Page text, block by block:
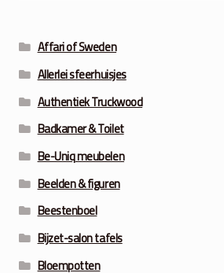
Affari of Sweden
Allerlei sfeerhuisjes
Authentiek Truckwood
Badkamer & Toilet
Be-Uniq meubelen
Beelden & figuren
Beestenboel
Bijzet-salon tafels
Bloempotten